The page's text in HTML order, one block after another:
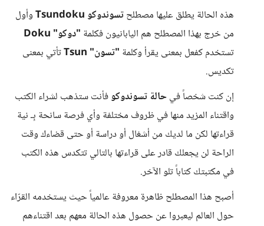
هذه الحالة يطلق عليها مصطلحتسوندوكو Tsundoku
وأول
من خرج بهذا المصطلح هم اليابانيون فكلمة "دوكو" Doku
تستخدم كفعل بمعنى يقرأ وكلمة "تسون" Tsun
تأتي بمعنى
تكديس.
إن كنت شخصاً فيحالة تسوندوكوفأنت ستذهب لشراء الكتب
واقتناء المزيد منها في ظروف مختلفة وأي فرصة سانحة بِـ نية
قراءتها لكن ما لديك من أشغال أو دراسة أو حتى قضاءك وقت
الراحة لن يجعلك قادر على قراءتها بالتالي تتكدس هذه الكتب
في مكتبتك كتاباً تلو الآخر.
أصبح هذا المصطلح ظاهرة معروفة عالمياً حيث يستخدمه القرّاء
حول العالم ليعبروا عن حصول هذه الحالة معهم بعد اقتناءهم